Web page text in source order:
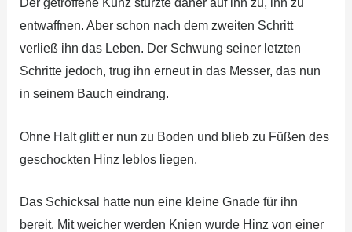
Der getroffene Kunz stürzte daher auf ihn zu, ihn zu
entwaffnen. Aber schon nach dem zweiten Schritt
verließ ihn das Leben. Der Schwung seiner letzten
Schritte jedoch, trug ihn erneut in das Messer, das nun
in seinem Bauch eindrang.
Ohne Halt glitt er nun zu Boden und blieb zu Füßen des
geschockten Hinz leblos liegen.
Das Schicksal hatte nun eine kleine Gnade für ihn
bereit. Mit weicher werden Knien wurde Hinz von einer